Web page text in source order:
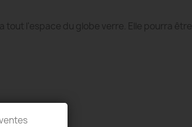
l'espace du globe verre. Elle pourra être